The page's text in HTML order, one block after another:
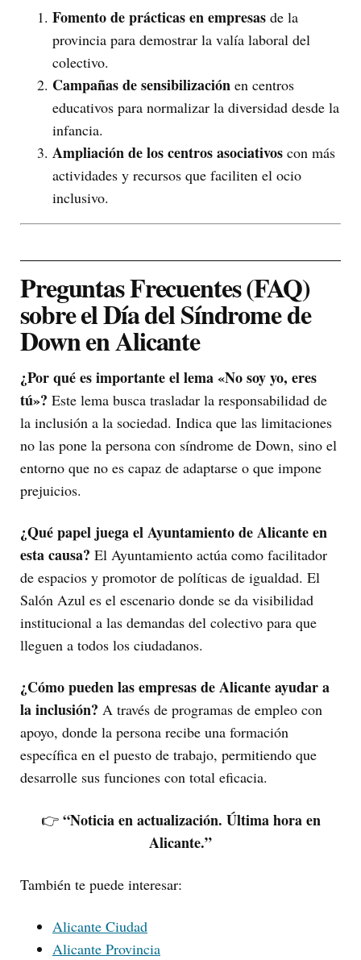
Fomento de prácticas en empresas de la
provincia para demostrar la valía laboral del
colectivo.
Campañas de sensibilización en centros
educativos para normalizar la diversidad desde la
infancia.
Ampliación de los centros asociativos con más
actividades y recursos que faciliten el ocio
inclusivo.
Preguntas Frecuentes (FAQ)
sobre el Día del Síndrome de
Down en Alicante
¿Por qué es importante el lema «No soy yo, eres
tú»? Este lema busca trasladar la responsabilidad de
la inclusión a la sociedad. Indica que las limitaciones
no las pone la persona con síndrome de Down, sino el
entorno que no es capaz de adaptarse o que impone
prejuicios.
¿Qué papel juega el Ayuntamiento de Alicante en
esta causa? El Ayuntamiento actúa como facilitador
de espacios y promotor de políticas de igualdad. El
Salón Azul es el escenario donde se da visibilidad
institucional a las demandas del colectivo para que
lleguen a todos los ciudadanos.
¿Cómo pueden las empresas de Alicante ayudar a
la inclusión? A través de programas de empleo con
apoyo, donde la persona recibe una formación
específica en el puesto de trabajo, permitiendo que
desarrolle sus funciones con total eficacia.
👉 “Noticia en actualización. Última hora en
Alicante.”
También te puede interesar:
Alicante Ciudad
Alicante Provincia